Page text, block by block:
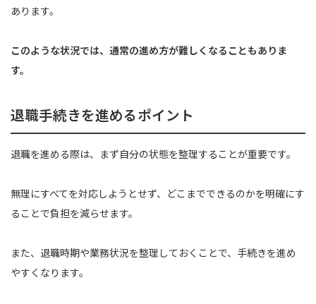
あります。
このような状況では、通常の進め方が難しくなることもありま
す。
退職手続きを進めるポイント
退職を進める際は、まず自分の状態を整理することが重要です。
無理にすべてを対応しようとせず、どこまでできるのかを明確にす
ることで負担を減らせます。
また、退職時期や業務状況を整理しておくことで、手続きを進め
やすくなります。